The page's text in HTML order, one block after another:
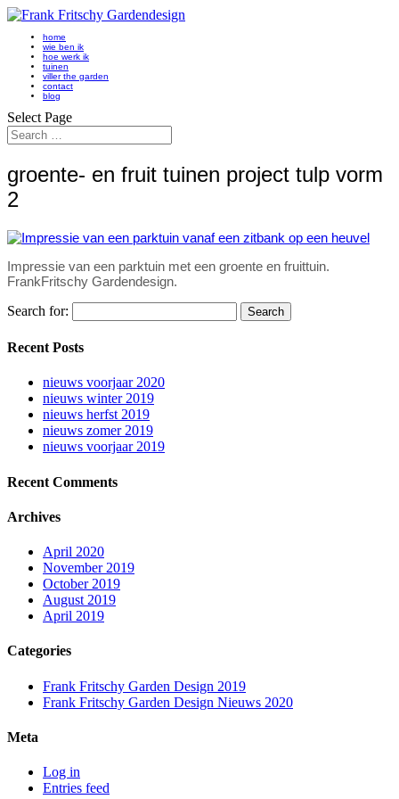
home
wie ben ik
hoe werk ik
tuinen
viller the garden
contact
blog
Select Page
groente- en fruit tuinen project tulp vorm
2
Impressie van een parktuin met een groente en fruittuin.
FrankFritschy Gardendesign.
Search for:
Recent Posts
nieuws voorjaar 2020
nieuws winter 2019
nieuws herfst 2019
nieuws zomer 2019
nieuws voorjaar 2019
Recent Comments
Archives
April 2020
November 2019
October 2019
August 2019
April 2019
Categories
Frank Fritschy Garden Design 2019
Frank Fritschy Garden Design Nieuws 2020
Meta
Log in
Entries feed